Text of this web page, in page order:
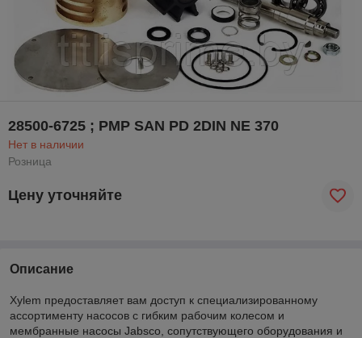
28500-6725 ; PMP SAN PD 2DIN NE 370
Нет в наличии
Розница
Цену уточняйте
Описание
Xylem предоставляет вам доступ к специализированному
ассортименту насосов с гибким рабочим колесом и
мембранные насосы Jabsco, сопутствующего оборудования и